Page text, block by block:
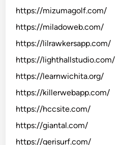
https://mizumagolf.com/
https://miladoweb.com/
https://lilrawkersapp.com/
https://lighthallstudio.com/
https://learnwichita.org/
https://killerwebapp.com/
https://hccsite.com/
https://giantal.com/
https://gerisurf.com/